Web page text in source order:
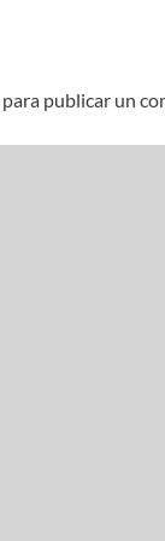
para publicar un